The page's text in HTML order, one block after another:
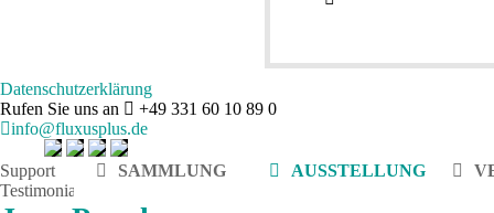
Datenschutzerklärung
Rufen Sie uns an
+49 331 60 10 89 0
info@fluxusplus.de
SAMMLUNG AUSSTELLUNG
Support
Testimonials